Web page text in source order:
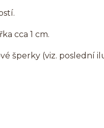
cca 1 cm.
šperky (viz. poslední